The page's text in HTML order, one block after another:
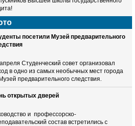
посетили Музей предварительного
Студенческий совет организовал
в одно из самых необычных мест города
предварительного следствия.
открытых дверей
и профессорско-
состав встретились с